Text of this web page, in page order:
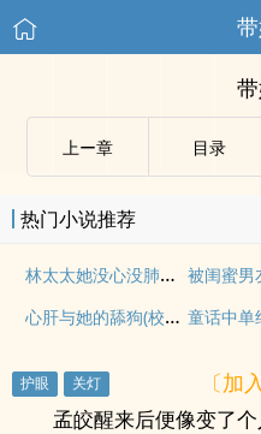
上ー章 目录
热门小说推荐
林太太她没心没肺（人妻出轨，NPH+SM）
心肝与她的舔狗(校园H 强取豪夺)
〔加
孟皎醒来后便像变了